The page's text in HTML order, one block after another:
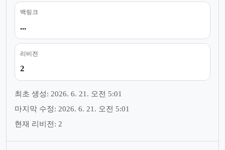
백링크
...
리비전
2
최초 생성: 2026. 6. 21. 오전 5:01
마지막 수정: 2026. 6. 21. 오전 5:01
현재 리비전: 2